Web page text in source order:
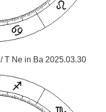
T Ne in Ba 2025.03.30